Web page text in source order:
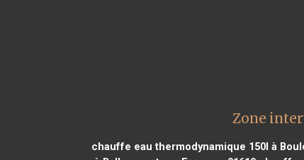
Zone
chauffe eau thermodynamique 150l à